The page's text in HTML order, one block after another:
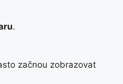
.
začnou zobrazovat